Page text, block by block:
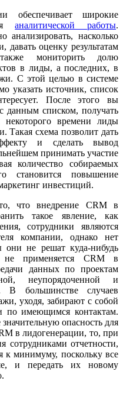
обеспечивает широкие
аналитической работы.
анализировать, насколько
давать оценку результатам
мониторить долю
в лиды, а последних, в
С этой целью в системе
указать источник, список
После этого вы
данным списком, получать
времени лиды
Такая схема позволит дать
и сделать вывод
принимать участие
количество собираемых
становится повышение
инвестиций.
что внедрение CRM в
такое явление, как
сотрудники являются
компании, однако нет
они не решат куда-нибудь
применяется CRM в
данных по проектам
неупорядоченной и
В большинстве случаев
уходя, забирают с собой
по имеющимся контактам.
опасность для
в лидогенерации, то, при
сотрудниками отчетности,
к минимуму, поскольку все
и передать их новому